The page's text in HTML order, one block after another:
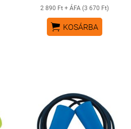
2 890 Ft + ÁFA (3 670 Ft)
 KOSÁRBA